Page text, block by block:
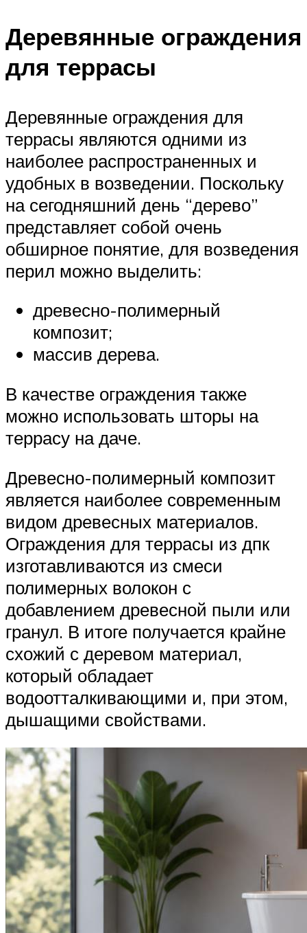
Деревянные ограждения
для террасы
Деревянные ограждения для
террасы являются одними из
наиболее распространенных и
удобных в возведении. Поскольку
на сегодняшний день “дерево”
представляет собой очень
обширное понятие, для возведения
перил можно выделить:
древесно-полимерный
композит;
массив дерева.
В качестве ограждения также
можно использовать шторы на
террасу на даче.
Древесно-полимерный композит
является наиболее современным
видом древесных материалов.
Ограждения для террасы из дпк
изготавливаются из смеси
полимерных волокон с
добавлением древесной пыли или
гранул. В итоге получается крайне
схожий с деревом материал,
который обладает
водоотталкивающими и, при этом,
дышащими свойствами.